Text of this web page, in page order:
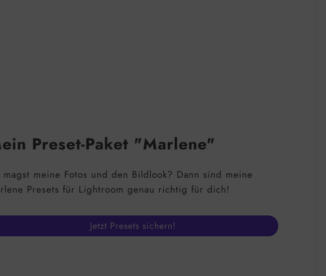
Preset-Paket "Marlene"
magst meine Fotos und den Bildlook? Dann sind meine
Presets für Lightroom genau richtig für dich!
Jetzt Presets sichern!